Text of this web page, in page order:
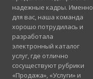
надежные кадры. Именно
для вас, наша команда
хорошо потрудилась и
разработала
электронный каталог
услуг, где отлично
сосуществуют рубрики
«Продажа», «Услуги» и